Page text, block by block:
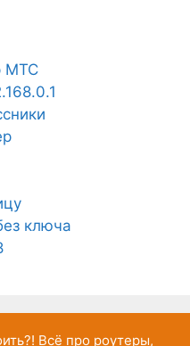
МТС
ключа
Всё про роутеры,